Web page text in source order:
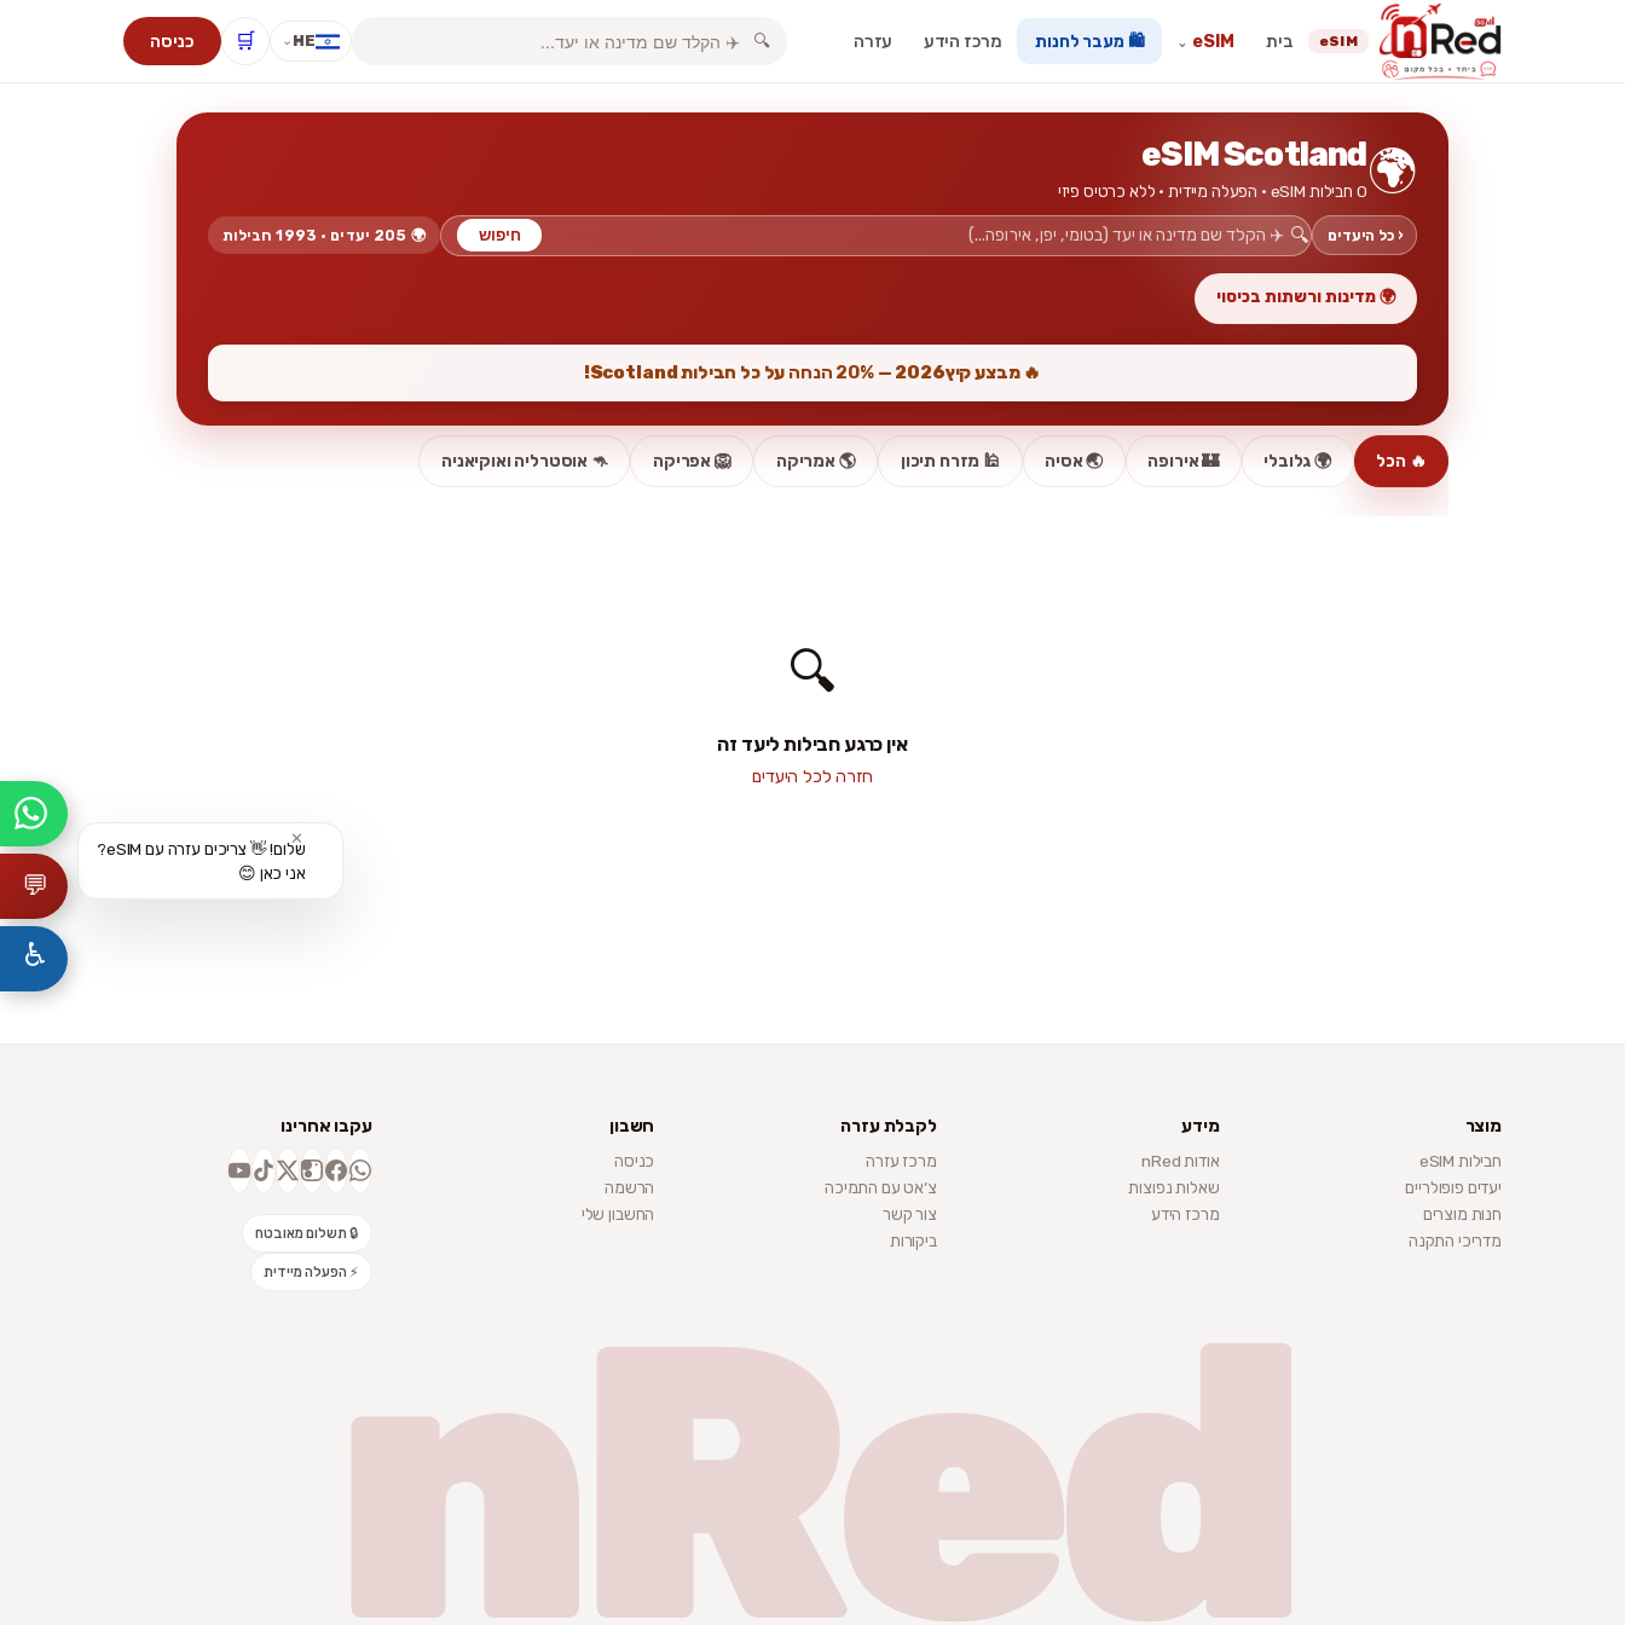
eSIM בית eSIM
⌄ 🛍️ מעבר לחנות מרכז הידע עזרה 🔍
HE
⌄
🛒 כניסה
🌍
eSIM Scotland
0 חבילות eSIM · הפעלה מיידית · ללא כרטיס פיזי
‹ כל היעדים 🔍 חיפוש 🌍 205 יעדים · 1993 חבילות
🌍 מדינות ורשתות בכיסוי
🔥 מבצע קיץ2026 — 20% הנחה על כל חבילות Scotland!
🔥 הכל 🌍 גלובלי 🏰 אירופה 🌏 אסיה 🕌 מזרח תיכון 🌎 אמריקה 🦁 אפריקה 🦘 אוסטרליה ואוקיאניה
🔍
אין כרגע חבילות ליעד זה
חזרה לכל היעדים
מוצר
חבילות eSIM
יעדים פופולריים
חנות מוצרים
מדריכי התקנה
מידע
אודות nRed
שאלות נפוצות
מרכז הידע
לקבלת עזרה
מרכז עזרה
צ׳אט עם התמיכה
צור קשר
ביקורות
חשבון
כניסה
הרשמה
החשבון שלי
עקבו אחרינו
🔒 תשלום מאובטח
⚡ הפעלה מיידיתnRed
💬
✕
שלום! 👋 צריכים עזרה עם eSIM?
אני כאן 😊
♿